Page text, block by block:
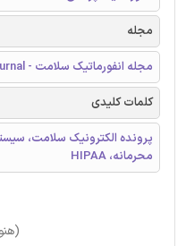
مجله
مجله انفورماتیک سلامت - Health Informatics Journal
کلمات کلیدی
پرونده الکترونیک سلامت،
محرمانه، HIPAA